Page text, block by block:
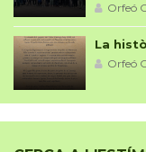
Orfeó
La
Orfeó